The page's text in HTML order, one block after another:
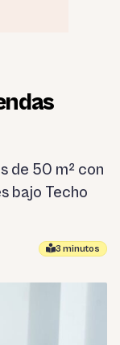
de 50 m² con
bajo Techo
3 minutos